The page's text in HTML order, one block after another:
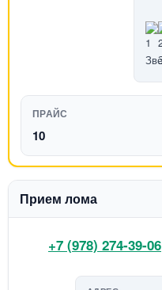
ПРАЙС
10
Прием лома
+7 (978) 274-39-06